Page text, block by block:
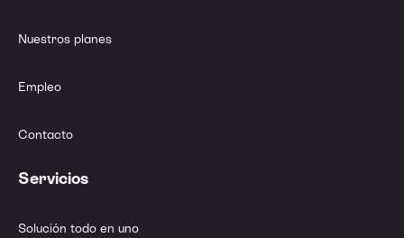
Nuestros planes
Empleo
Contacto
Servicios
Solución todo en uno